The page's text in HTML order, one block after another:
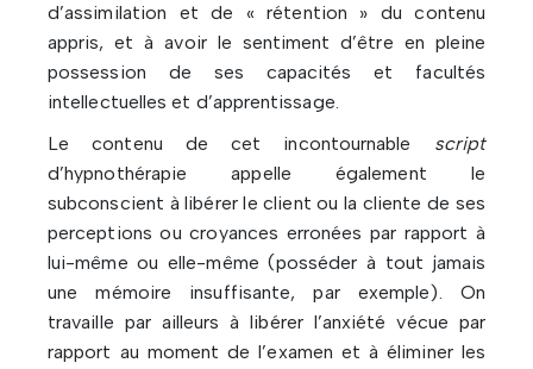
d’assimilation et de « rétention » du contenu
appris, et à avoir le sentiment d’être en pleine
possession de ses capacités et facultés
intellectuelles et d’apprentissage.
Le contenu de cet incontournable script
d’hypnothérapie appelle également le
subconscient à libérer le client ou la cliente de ses
perceptions ou croyances erronées par rapport à
lui-même ou elle-même (posséder à tout jamais
une mémoire insuffisante, par exemple). On
travaille par ailleurs à libérer l’anxiété vécue par
rapport au moment de l’examen et à éliminer les